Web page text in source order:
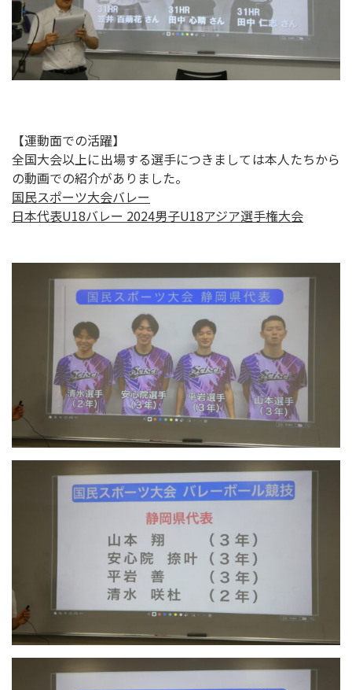
【運動面での活躍】
全国大会以上に出場する選手につきましては本人たちから
の動画での紹介がありました。
国民スポーツ大会バレー
日本代表U18バレー 2024男子U18アジア選手権大会